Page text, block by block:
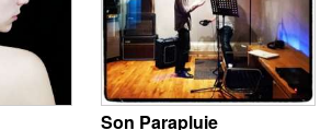
Son Parapluie